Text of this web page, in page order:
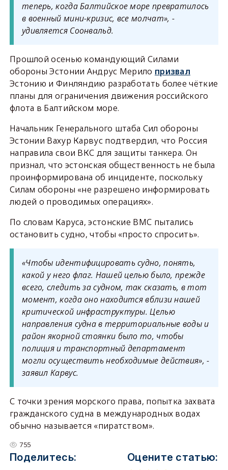
теперь, когда Балтийское море превратилось
в военный мини-кризис, все молчат», -
удивляется Соонвальд.
Прошлой осенью командующий Силами
обороны Эстонии Андрус Мерило призвал
Эстонию и Финляндию разработать более чёткие
планы для ограничения движения российского
флота в Балтийском море.
Начальник Генерального штаба Сил обороны
Эстонии Вахур Карвус подтвердил, что Россия
направила свои ВКС для защиты танкера. Он
признал, что эстонская общественность не была
проинформирована об инциденте, поскольку
Силам обороны «не разрешено информировать
людей о проводимых операциях».
По словам Каруса, эстонские ВМС пытались
остановить судно, чтобы «просто спросить».
«Чтобы идентифицировать судно, понять,
какой у него флаг. Нашей целью было, прежде
всего, следить за судном, так сказать, в тот
момент, когда оно находится вблизи нашей
критической инфраструктуры. Целью
направления судна в территориальные воды и
район якорной стоянки было то, чтобы
полиция и транспортный департамент
могли осуществить необходимые действия», -
заявил Карвус.
С точки зрения морского права, попытка захвата
гражданского судна в международных водах
обычно называется «пиратством».
755
Поделитесь: Оцените статью: